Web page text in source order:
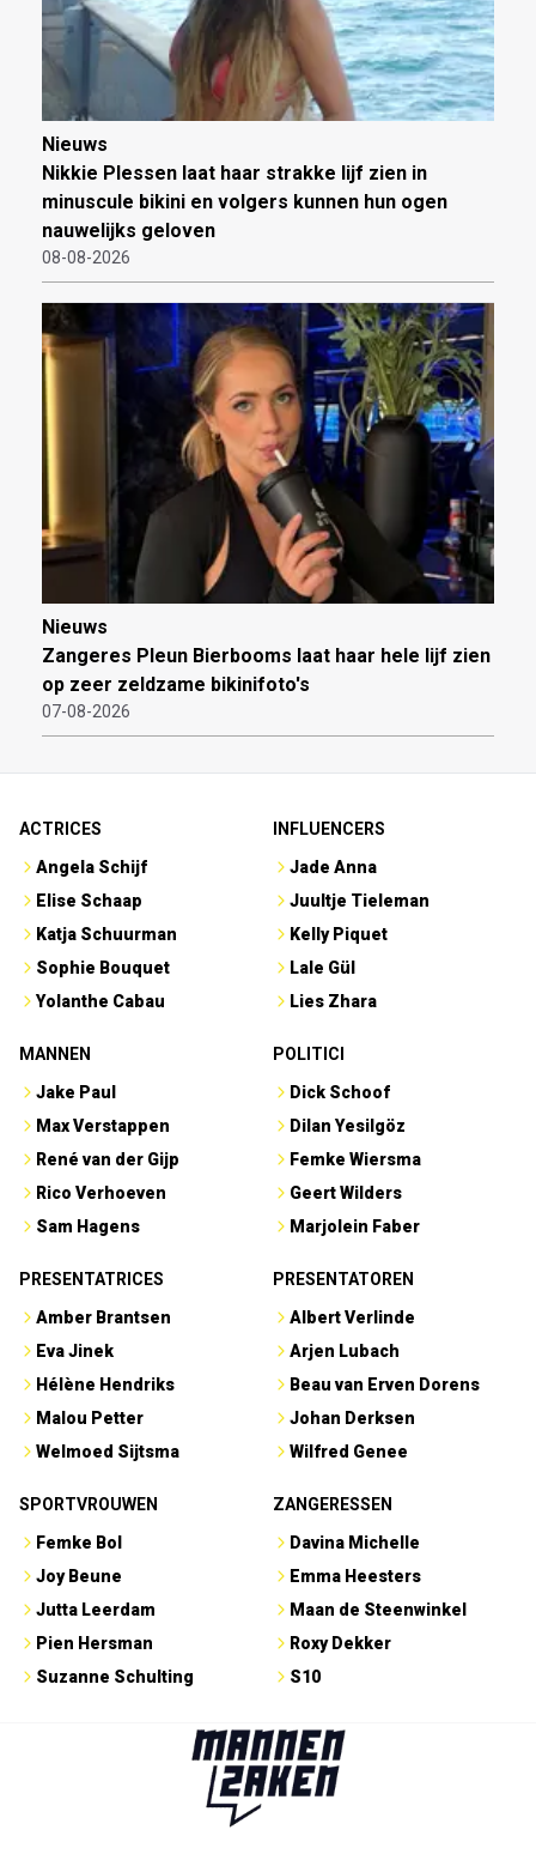
Nieuws
Nikkie Plessen laat haar strakke lijf zien in
minuscule bikini en volgers kunnen hun ogen
nauwelijks geloven
08-08-2026
Nieuws
Zangeres Pleun Bierbooms laat haar hele lijf zien
op zeer zeldzame bikinifoto's
07-08-2026
ACTRICES
Angela Schijf
Elise Schaap
Katja Schuurman
Sophie Bouquet
Yolanthe Cabau
INFLUENCERS
Jade Anna
Juultje Tieleman
Kelly Piquet
Lale Gül
Lies Zhara
MANNEN
Jake Paul
Max Verstappen
René van der Gijp
Rico Verhoeven
Sam Hagens
POLITICI
Dick Schoof
Dilan Yesilgöz
Femke Wiersma
Geert Wilders
Marjolein Faber
PRESENTATRICES
Amber Brantsen
Eva Jinek
Hélène Hendriks
Malou Petter
Welmoed Sijtsma
PRESENTATOREN
Albert Verlinde
Arjen Lubach
Beau van Erven Dorens
Johan Derksen
Wilfred Genee
SPORTVROUWEN
Femke Bol
Joy Beune
Jutta Leerdam
Pien Hersman
Suzanne Schulting
ZANGERESSEN
Davina Michelle
Emma Heesters
Maan de Steenwinkel
Roxy Dekker
S10